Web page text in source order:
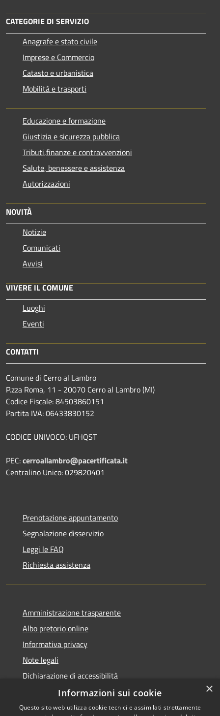
CATEGORIE DI SERVIZIO
Anagrafe e stato civile
Imprese e Commercio
Catasto e urbanistica
Mobilità e trasporti
Educazione e formazione
Giustizia e sicurezza pubblica
Tributi,finanze e contravvenzioni
Salute, benessere e assistenza
Autorizzazioni
NOVITÀ
Notizie
Comunicati
Avvisi
VIVERE IL COMUNE
Luoghi
Eventi
CONTATTI
Comune di Cerro al Lambro
P.zza Roma, 11 - 20070 Cerro al Lambro (MI)
Codice Fiscale: 84503860151
Partita IVA: 06433830152
CODICE UNIVOCO: UFHQST
PEC:cerroallambro@pacertificata.it
Centralino Unico: 029820401
Prenotazione appuntamento
Segnalazione disservizio
Leggi le FAQ
Richiesta assistenza
Amministrazione trasparente
Albo pretorio online
Informativa privacy
Note legali
Dichiarazione di accessibilità
×
Informazioni sui cookie
Questo sito web utilizza cookie tecnici e assimilati strettamente